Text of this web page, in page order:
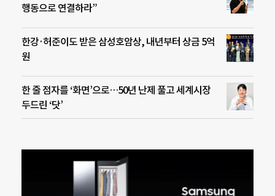
행동으로 연결하라”
한강·허준이도 받은 삼성호암상, 내년부터 상금 5억
원
한 줄 점자를 ‘화면’으로…50년 난제 풀고 세계시장
두드린 ‘닷’